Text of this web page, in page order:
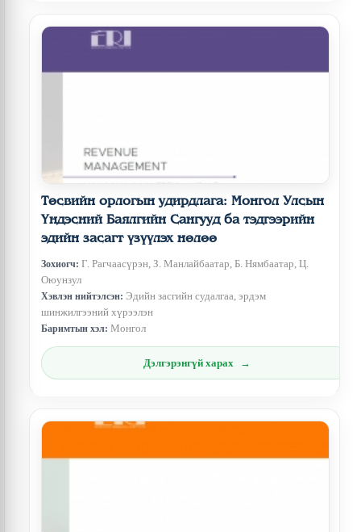
Төсвийн орлогын удирдлага: Монгол Улсын
Үндэсний Баялгийн Сангууд ба тэдгээрийн
эдийн засагт үзүүлэх нөлөө
Зохиогч: Г. Рагчаасүрэн, З. Манлайбаатар, Б. Нямбаатар, Ц.
Оюунзул
Хэвлэн нийтэлсэн: Эдийн засгийн судалгаа, эрдэм
шинжилгээний хүрээлэн
Баримтын хэл: Монгол
Дэлгэрэнгүй харах